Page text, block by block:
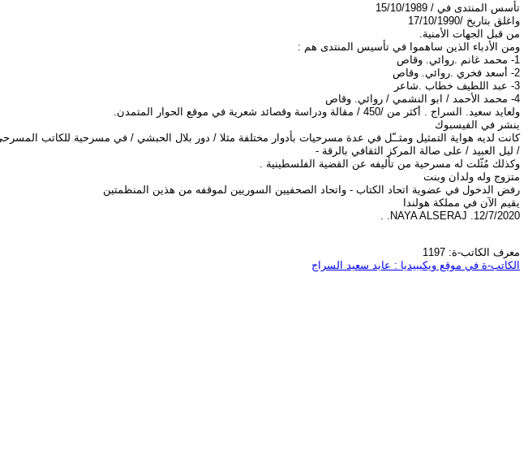
تأسس المنتدى في / 15/10/1989
واغلق بتاريخ /17/10/1990
من قبل الجهات الأمنية.
ومن الأدباء الذين ساهموا في تأسيس المنتدى هم :
1- محمد غانم .روائي. وقاص
2- أسعد فخري .روائي. وقاص
3- عبد اللطيف خطاب .شاعر
4- محمد الأحمد / ابو النشمي / روائي. وقاص
ولعايد سعيد. السراج . أكثر من /450 / مقالة ودراسة وقصائد شعرية في موقع الحوار المتمدن.
ينشر في الفيسبوك
كانت لديه هواية التمثيل ومثــّل في عدة مسرحيات بأدوار مختلفة مثلا / دور بلال الحبشي / في مسرحية للكاتب المسرحي
/ ليل العبيد / على صالة المركز الثقافي بالرقة -
وكذلك مُثّلت له مسرحية من تأليفه عن القضية الفلسطينية .
متزوج وله ولدان وبنت
رفض الدخول في عضوية اتحاد الكتاب - واتحاد الصحفيين السوريين لموقفه من هذين المنظمتين
يقيم الآن في مملكة هولندا
12/7/2020. NAYA ALSERAJ. .
معرف الكاتب-ة: 1197
الكاتب-ة في موقع ويكيبيديا : عايد سعيد السراج